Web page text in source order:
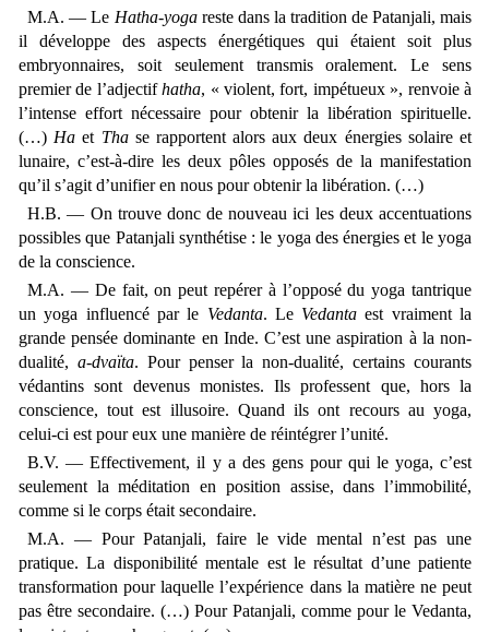
M.A. — Le Hatha-yogareste dans la tradition de Patanjali, mais
il développe des aspects énergétiques qui étaient soit plus
embryonnaires, soit seulement transmis oralement. Le sens
premier de l’adjectifhatha, « violent, fort, impétueux », renvoie à
l’intense effort nécessaire pour obtenir la libération spirituelle.
(…) Ha et Thase rapportent alors aux deux énergies solaire et
lunaire, c’est-à-dire les deux pôles opposés de la manifestation
qu’il s’agit d’unifier en nous pour obtenir la libération. (…)
H.B. — On trouve donc de nouveau ici les deux accentuations
possibles que Patanjali synthétise : le yoga des énergies et le yoga
de la conscience.
M.A. — De fait, on peut repérer à l’opposé du yoga tantrique
un yoga influencé par le Vedanta. Le Vedanta est vraiment la
grande pensée dominante en Inde. C’est une aspiration à la non-
dualité, a-dvaïta. Pour penser la non-dualité, certains courants
védantins sont devenus monistes. Ils professent que, hors la
conscience, tout est illusoire. Quand ils ont recours au yoga,
celui-ci est pour eux une manière de réintégrer l’unité.
B.V. — Effectivement, il y a des gens pour qui le yoga, c’est
seulement la méditation en position assise, dans l’immobilité,
comme si le corps était secondaire.
M.A. — Pour Patanjali, faire le vide mental n’est pas une
pratique. La disponibilité mentale est le résultat d’une patiente
transformation pour laquelle l’expérience dans la matière ne peut
pas être secondaire. (…) Pour Patanjali, comme pour le Vedanta,